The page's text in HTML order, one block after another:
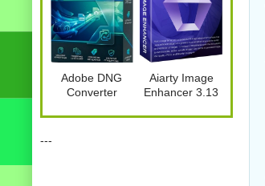
Adobe DNG
Converter
7997
Aiarty Image
Enhancer 3.13
---